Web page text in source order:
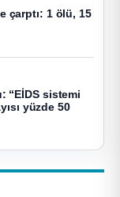
çarptı: 1 ölü, 15
“EİDS sistemi
yüzde 50